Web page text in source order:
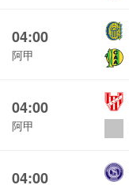
04:00
阿甲
04:00
阿甲
04:00